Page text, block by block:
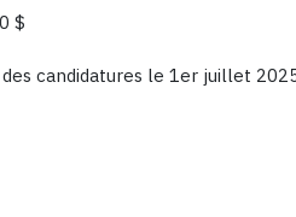
$
candidatures le 1er juillet